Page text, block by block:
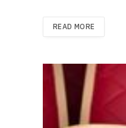
READ MORE